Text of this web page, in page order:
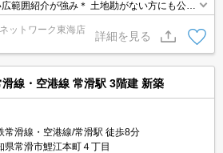
範囲紹介が強み＊ 土地勘がない方にも公平
ットワーク東海店
詳細を見る
線・空港線 常滑駅 3階建 新築
常滑線・空港線/常滑駅 徒歩8分
県常滑市鯉江本町４丁目